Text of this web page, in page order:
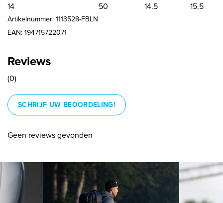
14
50 14.5 15.5
Artikelnummer: 1113528-FBLN
EAN: 194715722071
Reviews
(0)
SCHRIJF UW BEOORDELING!
Geen reviews gevonden